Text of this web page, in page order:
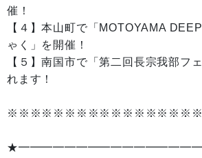
催！
【４】本山町で「MOTOYAMA
ゃく」を開催！
【５】南国市で「第二回長宗我部フ
れます！